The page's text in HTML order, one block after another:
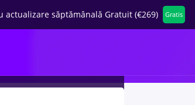
actualizare săptămânală Gratuit (€269) Gratis